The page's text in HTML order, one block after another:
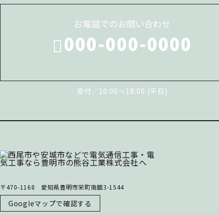
お電話でのお問い合わせ
000-000-0000
受付／10:00～18:00 (平日)
〒470-1168 愛知県豊明市栄町南舘3-1544
Googleマップで確認する